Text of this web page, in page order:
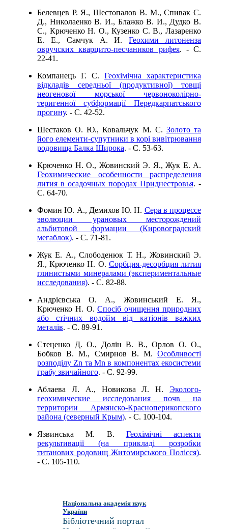
Белевцев Р. Я., Шестопалов В. М., Спивак С.
Д., Николаенко В. И., Блажко В. И., Дудко В.
С., Крюченко Н. О., Кузенко С. В., Лазаренко
Е. Е., Самчук А. И.Геохими литоненза
овручских кварцито-песчаников рифея. - C.
22-41.
Компанець Г. С. Геохімічна характеристика
відкладів середньої (продуктивної) товщі
неогенової морської червоноколірно-
теригенної субформації Передкарпатського
прогину. - C. 42-52.
Шестаков О. Ю., Ковальчук М. С. Золото та
його елементи-супутники в корі вивітрювання
родовища Балка Широка. - C. 53-63.
Крюченко Н. О., Жовинский Э. Я., Жук Е. А.
Геохимические особенности распределения
лития в осадочных породах Приднестровья. -
C. 64-70.
Фомин Ю. А., Демихов Ю. Н. Сера в процессе
эволюции урановых месторождений
альбитовой формации (Кировоградский
мегаблок). - C. 71-81.
Жук Е. А., Слободенюк Т. Н., Жовинский Э.
Я., Крюченко Н. О. Сорбция-десорбция лития
глинистыми минералами (экспериментальные
исследования). - C. 82-88.
Андрієвська О. А., Жовинський Е. Я.,
Крюченко Н. О.Спосіб очищення природних
або стічних водойм від катіонів важких
металів. - C. 89-91.
Стеценко Д. О., Долін В. В., Орлов О. О.,
Бобков В. М., Смирнов В. М. Особливості
розподілу Zn та Mn в компонентах екосистеми
грабу звичайного. - C. 92-99.
Аблаева Л. А., Новикова Л. Н. Эколого-
геохимические исследования почв на
территории Армянско-Красноперикопского
района (северный Крым). - C. 100-104.
Язвинська М. В. Геохімічні аспекти
рекультивації (на прикладі розробки
титанових родовищ Житомирського Полісся).
- C. 105-110.
Національна академія наук
України
Бібліотечний портал